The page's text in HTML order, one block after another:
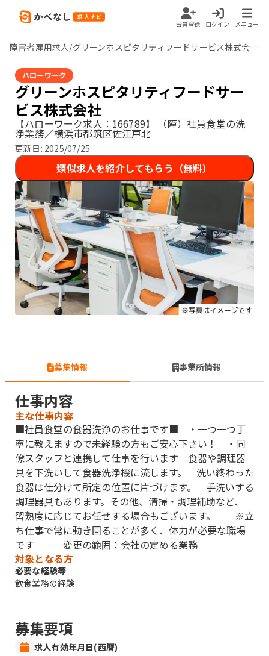
会員登録 ログイン メニュー
障害者雇用求人/グリーンホスピタリティフードサービス株式会社/神奈川県
ハローワーク
グリーンホスピタリティフードサー
ビス株式会社
【ハローワーク求人：166789】 （障）社員食堂の洗
浄業務／横浜市都筑区佐江戸北
更新日: 2025/07/25
類似求人を紹介してもらう（無料）
募集情報 事業所情報
仕事内容
主な仕事内容
■社員食堂の食器洗浄のお仕事です■ ・一つ一つ丁
寧に教えますので未経験の方もご安心下さい！ ・同
僚スタッフと連携して仕事を行います 食器や調理器
具を下洗いして食器洗浄機に流します。 洗い終わった
食器は仕分けて所定の位置に片づけます。 手洗いする
調理器具もあります。その他、清掃・調理補助など、
習熟度に応じてお任せする場合もございます。 ※立
ち仕事で常に動き回ることが多く、体力が必要な職場
です 変更の範囲：会社の定める業務
対象となる方
必要な経験等
飲食業務の経験
募集要項
求人有効年月日(西暦)